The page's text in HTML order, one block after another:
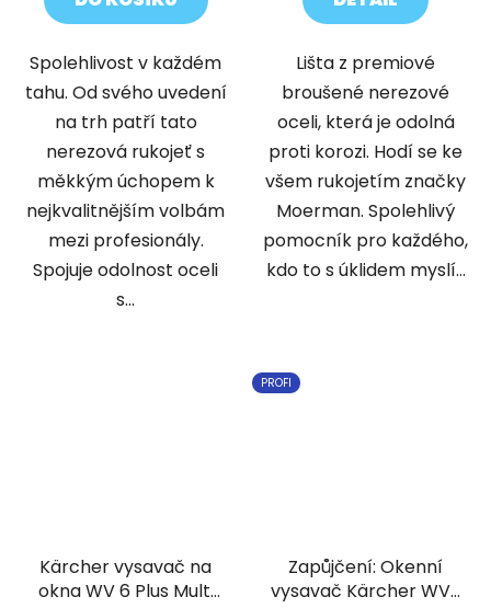
Spolehlivost v každém
tahu. Od svého uvedení
na trh patří tato
nerezová rukojeť s
měkkým úchopem k
nejkvalitnějším volbám
mezi profesionály.
Spojuje odolnost oceli
s...
5
hvězdiček.
Lišta z premiové
broušené nerezové
oceli, která je odolná
proti korozi. Hodí se ke
všem rukojetím značky
Moerman. Spolehlivý
pomocník pro každého,
kdo to s úklidem myslí...
Kärcher vysavač na
okna WV 6 Plus Multi
PROFI
Zapůjčení: Okenní
vysavač Kärcher WVP